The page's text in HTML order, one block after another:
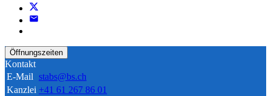
Öffnungszeiten
Kontakt
E-Mail stabs@bs.ch
Kanzlei +41 61 267 86 01